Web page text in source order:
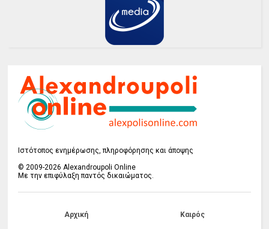
Ιστότοπος ενημέρωσης, πληροφόρησης και άποψης
© 2009-2026 Alexandroupoli Online
Με την επιφύλαξη παντός δικαιώματος.
Αρχική Καιρός